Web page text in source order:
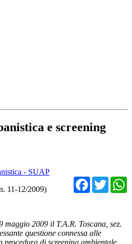
e screening
- SUAP
11-12/2009)
maggio 2009 il T.A.R. Toscana, sez.
questione connessa alle
di screening ambientale